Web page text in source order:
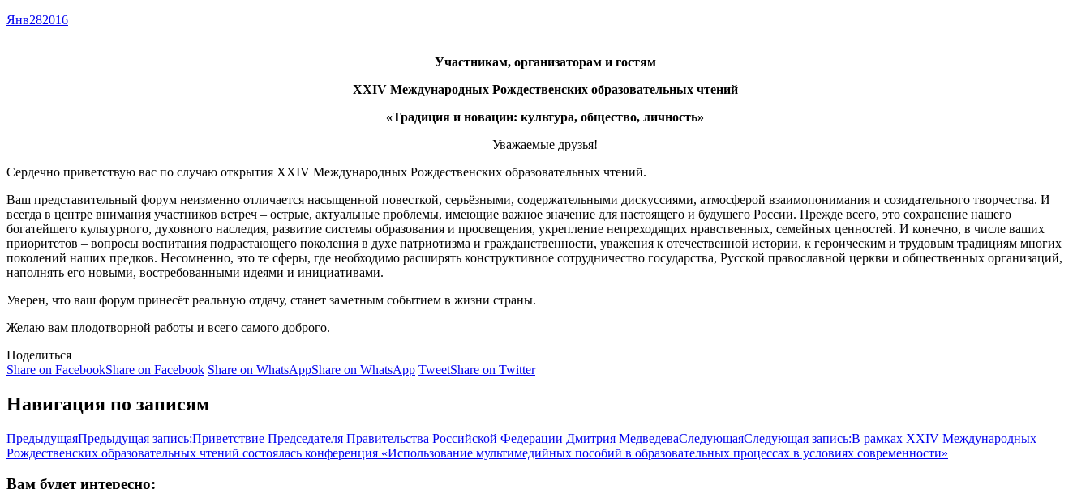
Янв282016
Участникам, организаторам и гостям
XXIVМеждународных Рождественских образовательных чтений
«Традиция и новации: культура, общество, личность»
Уважаемые друзья!
Сердечно приветствую вас по случаю открытия XXIV Международных Рождественских образовательных чтений.
Ваш представительный форум неизменно отличается насыщенной повесткой, серьёзными, содержательными дискуссиями, атмосферой взаимопонимания и созидательного творчества. И
всегда в центре внимания участников встреч – острые, актуальные проблемы, имеющие важное значение для настоящего и будущего России. Прежде всего, это сохранение нашего
богатейшего культурного, духовного наследия, развитие системы образования и просвещения, укрепление непреходящих нравственных, семейных ценностей. И конечно, в числе ваших
приоритетов – вопросы воспитания подрастающего поколения в духе патриотизма и гражданственности, уважения к отечественной истории, к героическим и трудовым традициям многих
поколений наших предков. Несомненно, это те сферы, где необходимо расширять конструктивное сотрудничество государства, Русской православной церкви и общественных организаций,
наполнять его новыми, востребованными идеями и инициативами.
Уверен, что ваш форум принесёт реальную отдачу, станет заметным событием в жизни страны.
Желаю вам плодотворной работы и всего самого доброго.
Поделиться
Share on FacebookShare on Facebook Share on WhatsAppShare on WhatsApp TweetShare on Twitter
Навигация по записям
ПредыдущаяПредыдущая запись:Приветствие Председателя Правительства Российской Федерации Дмитрия МедведеваСледующаяСледующая запись:В рамках XXIV Международных
Рождественских образовательных чтений состоялась конференция «Использование мультимедийных пособий в образовательных процессах в условиях современности»
Вам будет интересно: